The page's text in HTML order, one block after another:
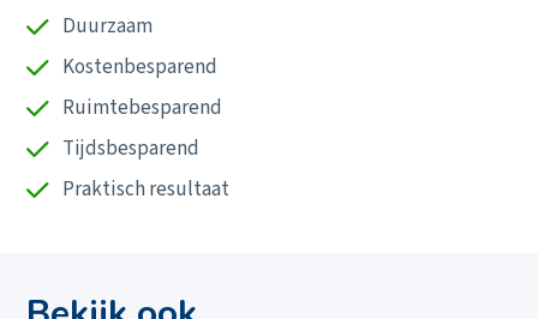
Duurzaamheid
Veiligheid
Ons verhaal
Werken bij
Contact
Duurzaam
Kostenbesparend
Ruimtebesparend
Tijdsbesparend
Praktisch resultaat